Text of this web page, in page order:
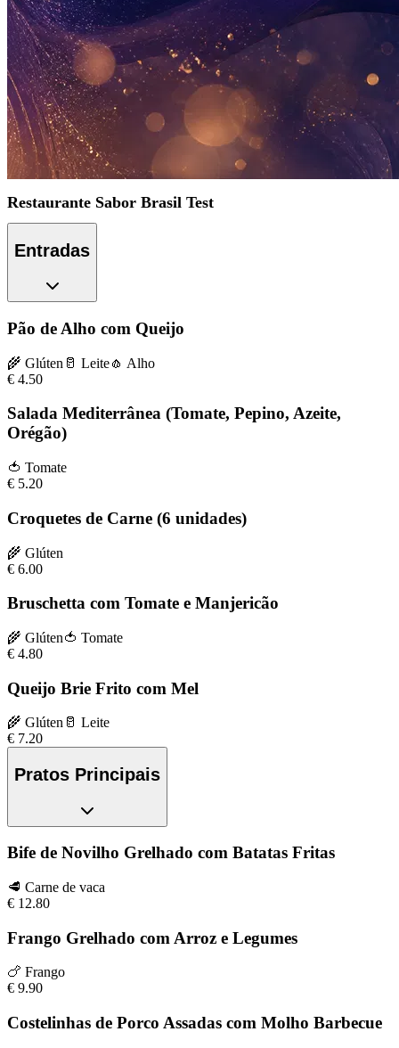
Restaurante Sabor Brasil Test
Entradas
Pão de Alho com Queijo
🌾 Glúten 🥛 Leite🧄 Alho
€ 4.50
Salada Mediterrânea (Tomate, Pepino, Azeite,
Orégão)
🍅 Tomate
€ 5.20
Croquetes de Carne (6 unidades)
🌾 Glúten
€ 6.00
Bruschetta com Tomate e Manjericão
🌾 Glúten🍅 Tomate
€ 4.80
Queijo Brie Frito com Mel
🌾 Glúten 🥛 Leite
€ 7.20
Pratos Principais
Bife de Novilho Grelhado com Batatas Fritas
🥩 Carne de vaca
€ 12.80
Frango Grelhado com Arroz e Legumes
🍗 Frango
€ 9.90
Costelinhas de Porco Assadas com Molho Barbecue